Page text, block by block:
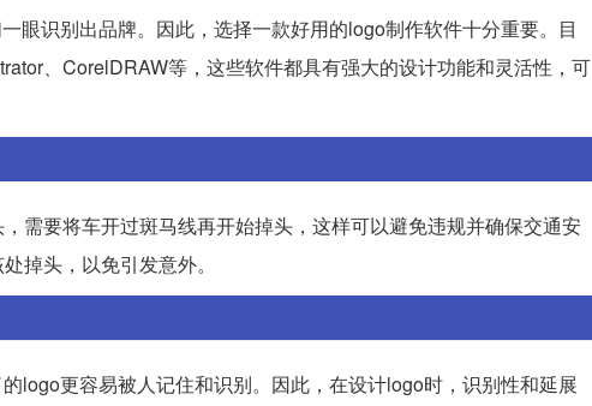
眼识别出品牌。因此，选择一款好用的logo制作软件十分重要。目
、CorelDRAW等，这些软件都具有强大的设计功能和灵活性，可
需要将车开过斑马线再开始掉头，这样可以避免违规并确保交通安
掉头，以免引发意外。
logo更容易被人记住和识别。因此，在设计logo时，识别性和延展